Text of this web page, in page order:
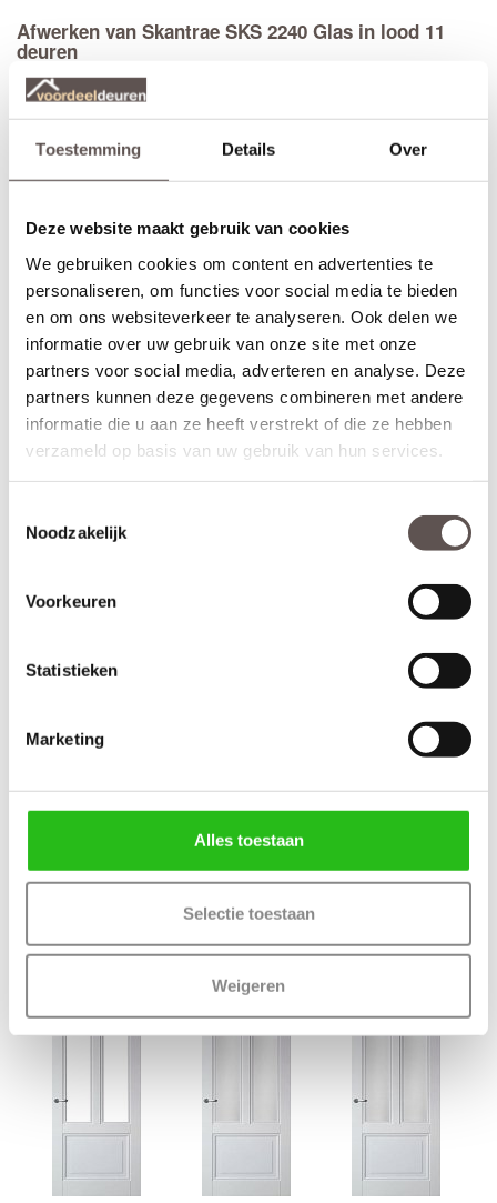
Toestemming Details Over
Deze website maakt gebruik van cookies
We gebruiken cookies om content en advertenties te
personaliseren, om functies voor social media te bieden
en om ons websiteverkeer te analyseren. Ook delen we
informatie over uw gebruik van onze site met onze
partners voor social media, adverteren en analyse. Deze
partners kunnen deze gegevens combineren met andere
informatie die u aan ze heeft verstrekt of die ze hebben
verzameld op basis van uw gebruik van hun services.
Noodzakelijk
Voorkeuren
Statistieken
Marketing
Alles toestaan
Selectie toestaan
Weigeren
Afwerken van Skantrae SKS 2240 Glas in lood 11
deuren
Deze sterke massieve deuren zijn rondom voorbehandeld met
een witte grondverf. Licht opschuren, plamuren, ontvetten en
tweemaal aflakken is het advies voor het mooiste eindresultaat.
Jouw nieuwehuisbezorgd in slechts 5 werkdagen
(Bewerkingen zoals een extra tochtvaldorpel verlengt de levertijd
Kenmerken Skantrae SKS 2240 Glas in lood 11
Maatwerk mogelijk: Ja, 40 werkdagen levertijd
Inkortmogelijkheden opdek: Onderzijde 60 mm
bovendorpel 10 mm
Bijpassende Skantrae deuren